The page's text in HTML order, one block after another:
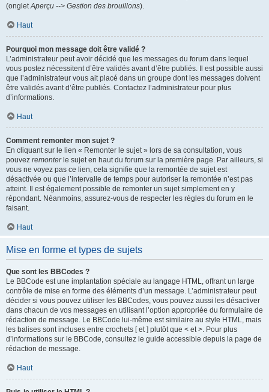
(ongletAperçu --> Gestion des brouillons).
Haut
Pourquoi mon message doit être validé ?
L’administrateur peut avoir décidé que les messages du forum dans lequel
vous postez nécessitent d’être validés avant d’être publiés. Il est possible aussi
que l’administrateur vous ait placé dans un groupe dont les messages doivent
être validés avant d’être publiés. Contactez l’administrateur pour plus
d’informations.
Haut
Comment remonter mon sujet ?
En cliquant sur le lien « Remonter le sujet » lors de sa consultation, vous
pouvez remonterle sujet en haut du forum sur la première page. Par ailleurs, si
vous ne voyez pas ce lien, cela signifie que la remontée de sujet est
désactivée ou que l’intervalle de temps pour autoriser la remontée n’est pas
atteint. Il est également possible de remonter un sujet simplement en y
répondant. Néanmoins, assurez-vous de respecter les règles du forum en le
faisant.
Haut
Mise en forme et types de sujets
Que sont les BBCodes ?
Le BBCode est une implantation spéciale au langage HTML, offrant un large
contrôle de mise en forme des éléments d’un message. L’administrateur peut
décider si vous pouvez utiliser les BBCodes, vous pouvez aussi les désactiver
dans chacun de vos messages en utilisant l’option appropriée du formulaire de
rédaction de message. Le BBCode lui-même est similaire au style HTML, mais
les balises sont incluses entre crochets [ et ] plutôt que < et >. Pour plus
d’informations sur le BBCode, consultez le guide accessible depuis la page de
rédaction de message.
Haut